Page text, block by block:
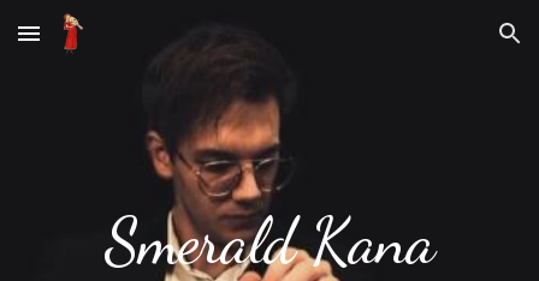
Skip to main content Skip to navigation
Smerald Kana